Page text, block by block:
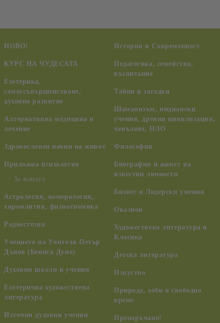
НОВО!
КУРС НА ЧУДЕСАТА
Езотерика,
самоусъвършенстване,
духовно развитие
Алтернативна медицина и
лечение
Здравословен начин на живот
Приложна психология
За жената
Астрология, номерология,
хиромантия, физиогномика
Радиестезия
Учението на Учителя Петър
Дънов (Беинса Дуно)
Духовни школи и учения
Езотерична художествена
литература
Източни духовни учения
История и Съвременност
Педагогика, семейство,
възпитание
Тайни и загадки
Шаманизъм, индиански
учения, древни цивилизации,
ченълинг, НЛО
Философия
Биографии и живот на
известни личности
Бизнес и Лидерски умения
Оказион
Художествена литература и
Класика
Детска литература
Изкуство
Природа, хоби и свободно
време
Препоръчано!